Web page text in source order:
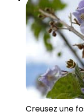
Creusez une